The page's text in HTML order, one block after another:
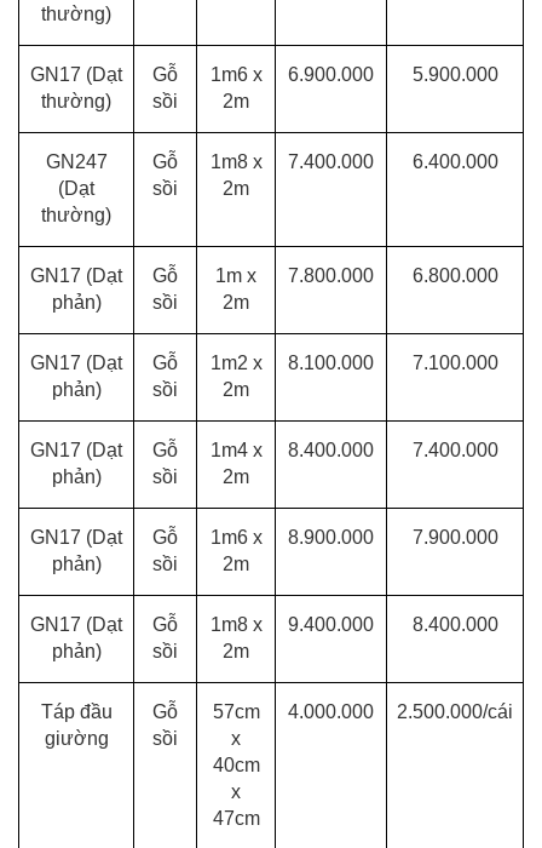
thường)
GN17 (Dạt
thường)
Gỗ
sồi
1m6 x
2m
6.900.000 5.900.000
GN247
(Dạt
thường)
Gỗ
sồi
1m8 x
2m
7.400.000 6.400.000
GN17 (Dạt
phản)
Gỗ
sồi
1m x
2m
7.800.000 6.800.000
GN17 (Dạt
phản)
Gỗ
sồi
1m2 x
2m
8.100.000 7.100.000
GN17 (Dạt
phản)
Gỗ
sồi
1m4 x
2m
8.400.000 7.400.000
GN17 (Dạt
phản)
Gỗ
sồi
1m6 x
2m
8.900.000 7.900.000
GN17 (Dạt
phản)
Gỗ
sồi
1m8 x
2m
9.400.000 8.400.000
Táp đầu
giường
Gỗ
sồi
57cm
x
40cm
x
47cm
4.000.000 2.500.000/cái